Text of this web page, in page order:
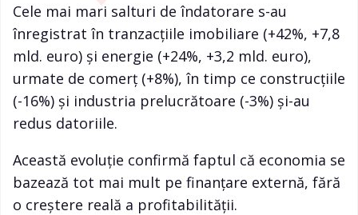
Cele mai mari salturi de îndatorare s-au
înregistrat în tranzacțiile imobiliare (+42%, +7,8
mld. euro) și energie (+24%, +3,2 mld. euro),
urmate de comerț (+8%), în timp ce construcțiile
(-16%) și industria prelucrătoare (-3%) și-au
redus datoriile.
Această evoluție confirmă faptul că economia se
bazează tot mai mult pe finanțare externă, fără
o creștere reală a profitabilității.